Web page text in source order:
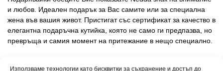
Използваме технологии като бисквитки за съхранение и достъп до
и любов. Идеален подарък за Вас самите или за специална
жена във вашия живот. Пристигат със сертификат за качество в
елегантна подаръчна кутийка, която не само ги предпазва, но
превръща и самия момент на притежание в нещо специално.